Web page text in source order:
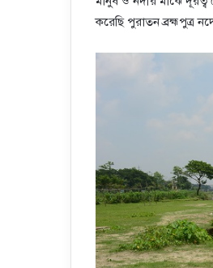
করেছি পুরাতন ব্রহ্মপুত্র